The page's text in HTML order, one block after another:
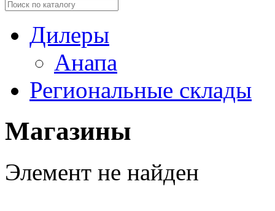
Дилеры
Анапа
Региональные склады
Магазины
Элемент не найден